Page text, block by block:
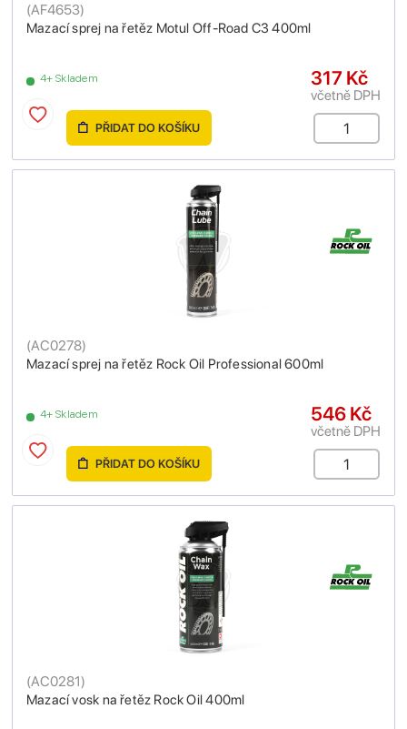
Mazací sprej na řetěz Motul Off-Road C3 400ml
(AF4653)
4+ Skladem 317 Kč
včetně DPH
PŘIDAT DO KOŠÍKU
Mazací sprej na řetěz Rock Oil Professional 600ml
(AC0278)
4+ Skladem 546 Kč
včetně DPH
PŘIDAT DO KOŠÍKU
Mazací vosk na řetěz Rock Oil 400ml
(AC0281)